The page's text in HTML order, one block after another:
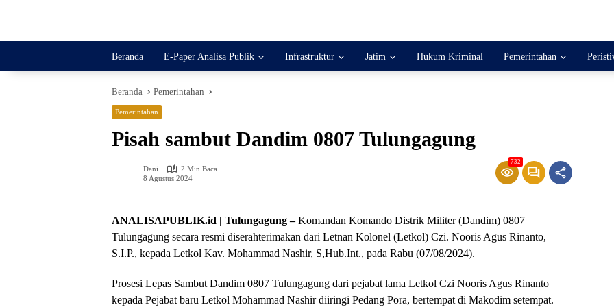
Beranda E-Paper Analisa Publik Infrastruktur Jatim Hukum Kriminal Pemerintahan
Beranda Pemerintahan
Pemerintahan
Pisah sambut Dandim 0807 Tulungagung
Dani
2 Min Baca
8 Agustus 2024
732
ANALISAPUBLIK.id | Tulungagung –Komandan Komando Distrik Militer (Dandim) 0807
Tulungagung secara resmi diserahterimakan dari Letnan Kolonel (Letkol) Czi. Nooris Agus Rinanto,
S.I.P., kepada Letkol Kav. Mohammad Nashir, S,Hub.Int., pada Rabu (07/08/2024).
Prosesi Lepas Sambut Dandim 0807 Tulungagung dari pejabat lama Letkol Czi Nooris Agus Rinanto
kepada Pejabat baru Letkol Mohammad Nashir diiringi Pedang Pora, bertempat di Makodim setempat.